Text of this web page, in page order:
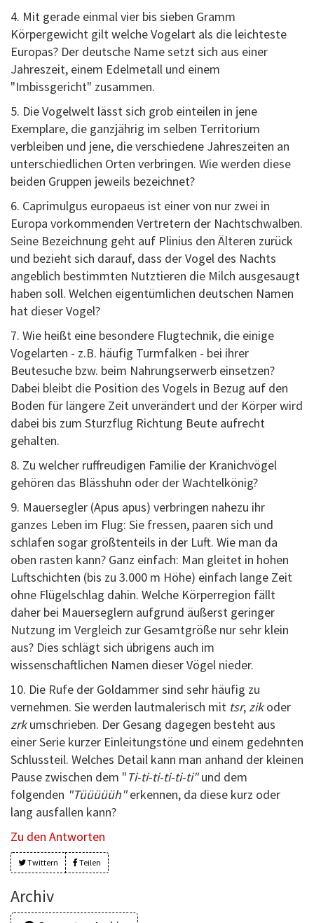
4. Mit gerade einmal vier bis sieben Gramm
Körpergewicht gilt welche Vogelart als die leichteste
Europas? Der deutsche Name setzt sich aus einer
Jahreszeit, einem Edelmetall und einem
"Imbissgericht" zusammen.
5. Die Vogelwelt lässt sich grob einteilen in jene
Exemplare, die ganzjährig im selben Territorium
verbleiben und jene, die verschiedene Jahreszeiten an
unterschiedlichen Orten verbringen. Wie werden diese
beiden Gruppen jeweils bezeichnet?
6. Caprimulgus europaeus ist einer von nur zwei in
Europa vorkommenden Vertretern der Nachtschwalben.
Seine Bezeichnung geht auf Plinius den Älteren zurück
und bezieht sich darauf, dass der Vogel des Nachts
angeblich bestimmten Nutztieren die Milch ausgesaugt
haben soll. Welchen eigentümlichen deutschen Namen
hat dieser Vogel?
7. Wie heißt eine besondere Flugtechnik, die einige
Vogelarten - z.B. häufig Turmfalken - bei ihrer
Beutesuche bzw. beim Nahrungserwerb einsetzen?
Dabei bleibt die Position des Vogels in Bezug auf den
Boden für längere Zeit unverändert und der Körper wird
dabei bis zum Sturzflug Richtung Beute aufrecht
gehalten.
8. Zu welcher ruffreudigen Familie der Kranichvögel
gehören das Blässhuhn oder der Wachtelkönig?
9. Mauersegler (Apus apus) verbringen nahezu ihr
ganzes Leben im Flug: Sie fressen, paaren sich und
schlafen sogar größtenteils in der Luft. Wie man da
oben rasten kann? Ganz einfach: Man gleitet in hohen
Luftschichten (bis zu 3.000 m Höhe) einfach lange Zeit
ohne Flügelschlag dahin. Welche Körperregion fällt
daher bei Mauerseglern aufgrund äußerst geringer
Nutzung im Vergleich zur Gesamtgröße nur sehr klein
aus? Dies schlägt sich übrigens auch im
wissenschaftlichen Namen dieser Vögel nieder.
10. Die Rufe der Goldammer sind sehr häufig zu
vernehmen. Sie werden lautmalerisch mit tsr,zikoder
zrkumschrieben. Der Gesang dagegen besteht aus
einer Serie kurzer Einleitungstöne und einem gedehnten
Schlussteil. Welches Detail kann man anhand der kleinen
Pause zwischen dem "Ti-ti-ti-ti-ti-ti"und dem
folgenden "Tüüüüüh"erkennen, da diese kurz oder
lang ausfallen kann?
Zu den Antworten
Twittern Teilen
Archiv